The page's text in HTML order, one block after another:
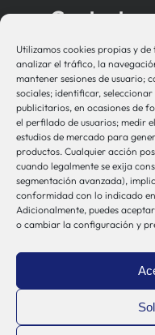
Utilizamos cookies propias y
analizar el tráfico, la
mantener sesiones de usuario;
sociales; identificar,
publicitarios, en ocasiones de
el perfilado de usuarios; medir
estudios de mercado para
productos. Cualquier acción
cuando legalmente se exija
segmentación avanzada),
conformidad con lo indicado
Adicionalmente, puedes
o cambiar la configuración y
Contacto
bio-
944 00 77
Otros
Osakidetza
Política de